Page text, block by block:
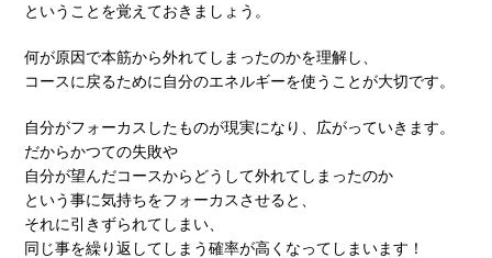
ということを覚えておきましょう。
何が原因で本筋から外れてしまったのかを理解し、
コースに戻るために自分のエネルギーを使うことが大切です。
自分がフォーカスしたものが現実になり、広がっていきます。
だからかつての失敗や
自分が望んだコースからどうして外れてしまったのか
という事に気持ちをフォーカスさせると、
それに引きずられてしまい、
同じ事を繰り返してしまう確率が高くなってしまいます！